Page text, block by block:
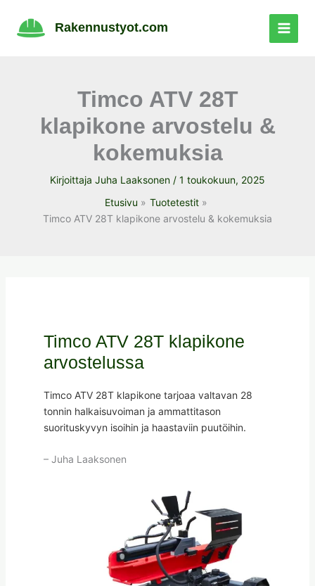
sisältöön
Rakennustyot.com
Timco ATV 28T
klapikone arvostelu &
kokemuksia
Kirjoittaja Juha Laaksonen / 1 toukokuun, 2025
Etusivu
Tuotetestit
Timco ATV 28T klapikone arvostelu & kokemuksia
Timco ATV 28T klapikone
arvostelussa
Timco ATV 28T klapikone tarjoaa valtavan 28
tonnin halkaisuvoiman ja ammattitason
suorituskyvyn isoihin ja haastaviin puutöihin.
– Juha Laaksonen